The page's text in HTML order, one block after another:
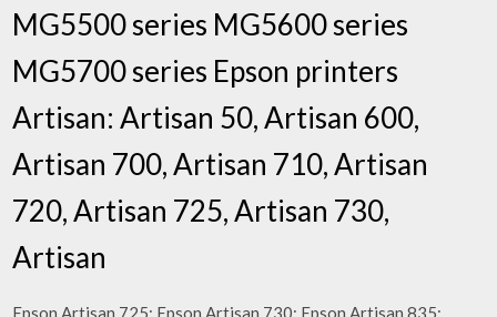
MG5500 series MG5600 series
MG5700 series Epson printers
Artisan: Artisan 50, Artisan 600,
Artisan 700, Artisan 710, Artisan
720, Artisan 725, Artisan 730,
Artisan
Epson Artisan 725; Epson Artisan 730; Epson Artisan 835;